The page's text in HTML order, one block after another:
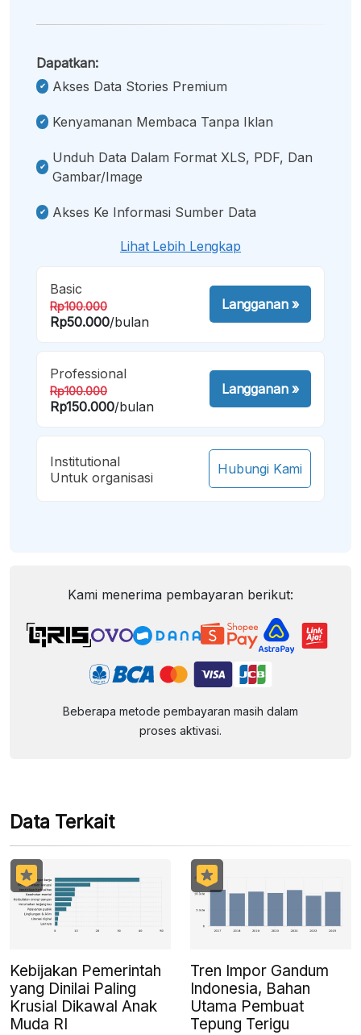
Dapatkan:
Akses Data Stories Premium
Kenyamanan Membaca Tanpa Iklan
Unduh Data Dalam Format XLS, PDF, Dan
Gambar/image
Akses Ke Informasi Sumber Data
Lihat Lebih Lengkap
Basic
Rp100.000
Rp50.000/bulan
Langganan»
Professional
Rp100.000
Rp150.000/bulan
Langganan»
Institutional
Untuk organisasi
Hubungi Kami
Kami menerima pembayaran berikut:
Beberapa metode pembayaran masih dalam
proses aktivasi.
Data Terkait
Kebijakan Pemerintah
yang Dinilai Paling
Krusial Dikawal Anak
Muda RI
Tren Impor Gandum
Indonesia, Bahan
Utama Pembuat
Tepung Terigu